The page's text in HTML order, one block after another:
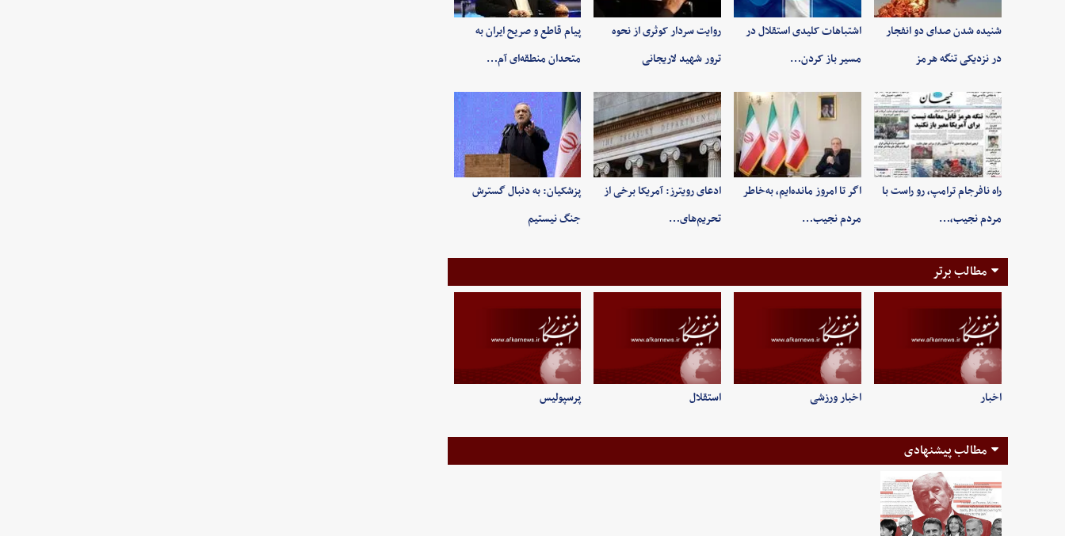
شنیده شدن صدای دو انفجار
در نزدیکی تنگه هرمز
اشتباهات کلیدی استقلال در
مسیر باز کردن…
روایت سردار کوثری از نحوه
ترور شهید لاریجانی
پیام قاطع و صریح ایران به
متحدان منطقه‌ای آم…
راه نافرجام ترامپ، رو راست با
مردم نجیب،…
اگر تا امروز مانده‌ایم، به‌خاطر
مردم نجیب…
ادعای رویترز: آمریکا برخی از
تحریم‌های…
پزشکیان: به‌ دنبال گسترش
جنگ نیستیم
مطالب برتر
اخبار اخبار ورزشی استقلال پرسپولیس
مطالب پیشنهادی